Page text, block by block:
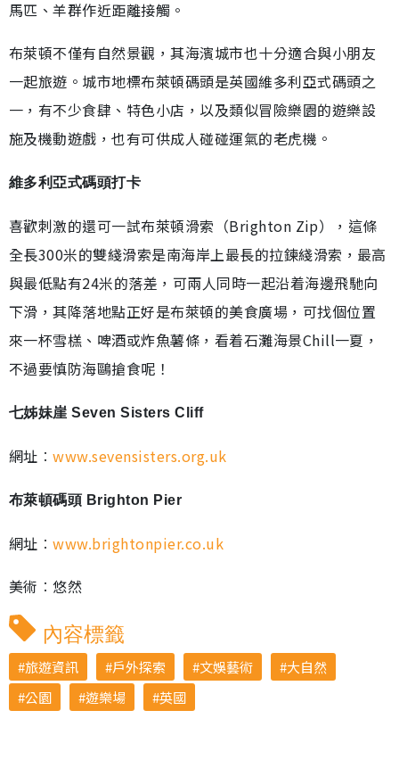
馬匹、羊群作近距離接觸。
布萊頓不僅有自然景觀，其海濱城市也十分適合與小朋友
一起旅遊。城市地標布萊頓碼頭是英國維多利亞式碼頭之
一，有不少食肆、特色小店，以及類似冒險樂園的遊樂設
施及機動遊戲，也有可供成人碰碰運氣的老虎機。
維多利亞式碼頭打卡
喜歡刺激的還可一試布萊頓滑索（Brighton Zip），這條
全長300米的雙綫滑索是南海岸上最長的拉鍊綫滑索，最高
與最低點有24米的落差，可兩人同時一起沿着海邊飛馳向
下滑，其降落地點正好是布萊頓的美食廣場，可找個位置
來一杯雪榚、啤酒或炸魚薯條，看着石灘海景Chill一夏，
不過要慎防海鷗搶食呢！
七姊妹崖 Seven Sisters Cliff
網址︰www.sevensisters.org.uk
布萊頓碼頭 Brighton Pier
網址︰www.brightonpier.co.uk
美術︰悠然
內容標籤
旅遊資訊 戶外探索 文娛藝術
大自然
公園
遊樂場 英國